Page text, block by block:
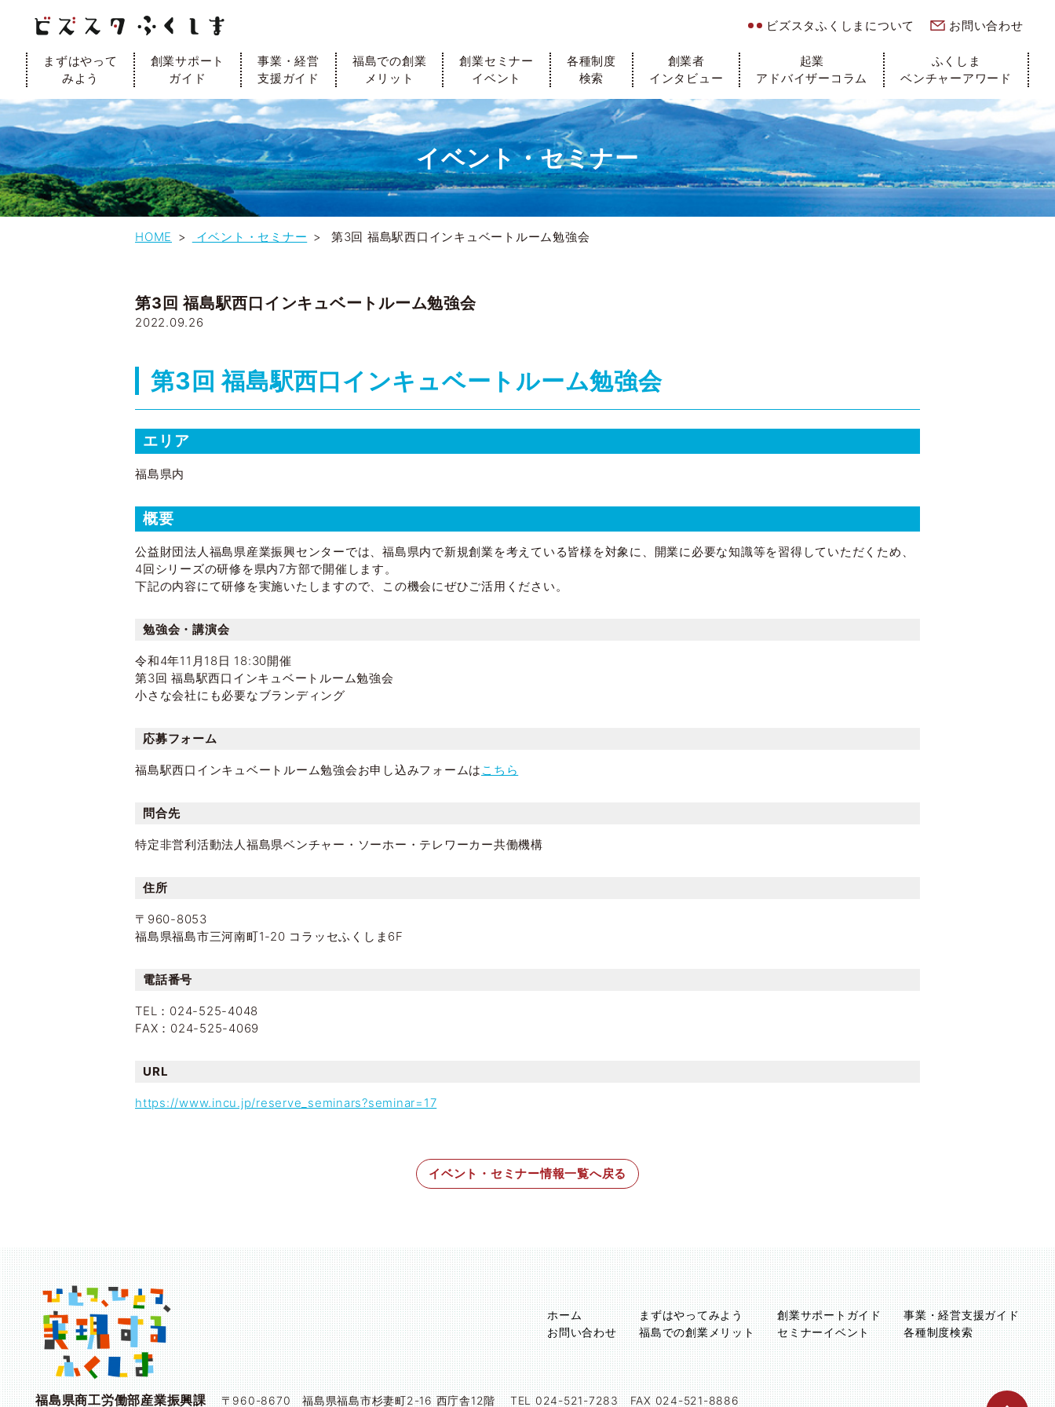
ビズスタふくしまについて お問い合わせ
まずはやって
みよう
創業サポート
ガイド
事業・経営
支援ガイド
福島での創業
メリット
創業セミナー
イベント
各種制度
検索
創業者
インタビュー
起業
アドバイザーコラム
ふくしま
ベンチャーアワード
イベント・セミナー
HOME イベント・セミナー 第3回 福島駅西口インキュベートルーム勉強会
第3回 福島駅西口インキュベートルーム勉強会
2022.09.26
第3回 福島駅西口インキュベートルーム勉強会
エリア
福島県内
概要
公益財団法人福島県産業振興センターでは、福島県内で新規創業を考えている皆様を対象に、開業に必要な知識等を習得していただくため、
4回シリーズの研修を県内7方部で開催します。
下記の内容にて研修を実施いたしますので、この機会にぜひご活用ください。
勉強会・講演会
令和4年11月18日 18:30開催
第3回 福島駅西口インキュベートルーム勉強会
小さな会社にも必要なブランディング
応募フォーム
福島駅西口インキュベートルーム勉強会お申し込みフォームは こちら
問合先
特定非営利活動法人福島県ベンチャー・ソーホー・テレワーカー共働機構
住所
〒960-8053
福島県福島市三河南町1-20 コラッセふくしま6F
電話番号
TEL：024-525-4048
FAX：024-525-4069
URL
https://www.incu.jp/reserve_seminars?seminar=17
イベント・セミナー情報一覧へ戻る
ホーム まずはやってみよう 創業サポートガイド
事業・経営支援ガイド
お問い合わせ
福島での創業メリット セミナーイベント 各種制度検索
福島県商工労働部産業振興課 〒960-8670 福島県福島市杉妻町2-16 西庁舎12階 TEL 024-521-7283 FAX 024-521-8886